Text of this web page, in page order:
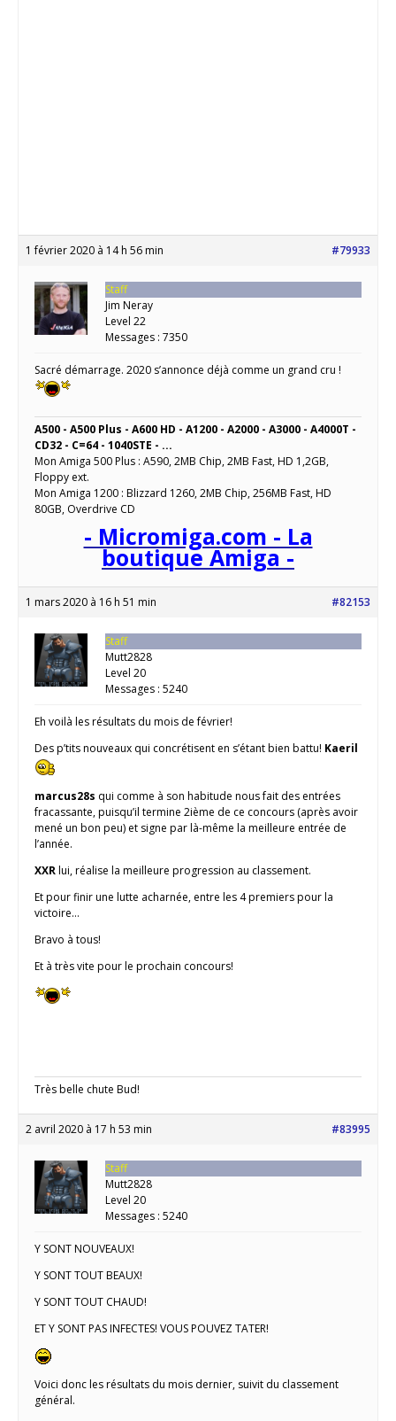
1 février 2020 à 14 h 56 min #79933
Staff
Jim Neray
Level 22
Messages : 7350
Sacré démarrage. 2020 s’annonce déjà comme un grand cru !
A500 - A500 Plus - A600 HD - A1200 - A2000 - A3000 - A4000T -
CD32 - C=64 - 1040STE - ...
Mon Amiga 500 Plus : A590, 2MB Chip, 2MB Fast, HD 1,2GB,
Floppy ext.
Mon Amiga 1200 : Blizzard 1260, 2MB Chip, 256MB Fast, HD
80GB, Overdrive CD
- Micromiga.com - La
boutique Amiga -
1 mars 2020 à 16 h 51 min #82153
Staff
Mutt2828
Level 20
Messages : 5240
Eh voilà les résultats du mois de février!
Des p’tits nouveaux qui concrétisent en s’étant bien battu! Kaeril
marcus28s qui comme à son habitude nous fait des entrées
fracassante, puisqu’il termine 2ième de ce concours (après avoir
mené un bon peu) et signe par là-même la meilleure entrée de
l’année.
XXRlui, réalise la meilleure progression au classement.
Et pour finir une lutte acharnée, entre les 4 premiers pour la
victoire…
Bravo à tous!
Et à très vite pour le prochain concours!
Très belle chute Bud!
2 avril 2020 à 17 h 53 min #83995
Staff
Mutt2828
Level 20
Messages : 5240
Y SONT NOUVEAUX!
Y SONT TOUT BEAUX!
Y SONT TOUT CHAUD!
ET Y SONT PAS INFECTES! VOUS POUVEZ TATER!
Voici donc les résultats du mois dernier, suivit du classement
général.